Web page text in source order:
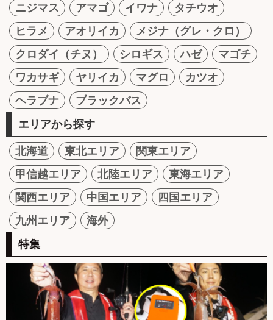
ニジマス
アマゴ イワナ
タチウオ
ヒラメ
アオリイカ
メジナ（グレ・クロ）
クロダイ（チヌ）
シロギス ハゼ
マゴチ
ワカサギ
ヤリイカ マグロ
カツオ
ヘラブナ
ブラックバス
エリアから探す
北海道 東北エリア
関東エリア
甲信越エリア
北陸エリア
東海エリア
関西エリア
中国エリア
四国エリア
九州エリア
海外
特集